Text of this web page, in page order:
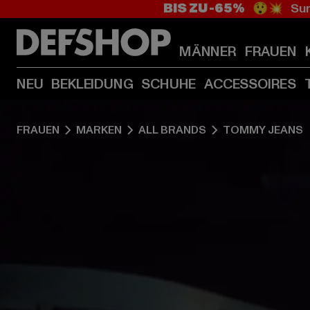
BIS ZU -65% 😲💥
MÄNNER FRAUEN
NEU BEKLEIDUNG SCHUHE ACCESSOIRES
FRAUEN MARKEN ALL BRANDS TOMMY JEANS